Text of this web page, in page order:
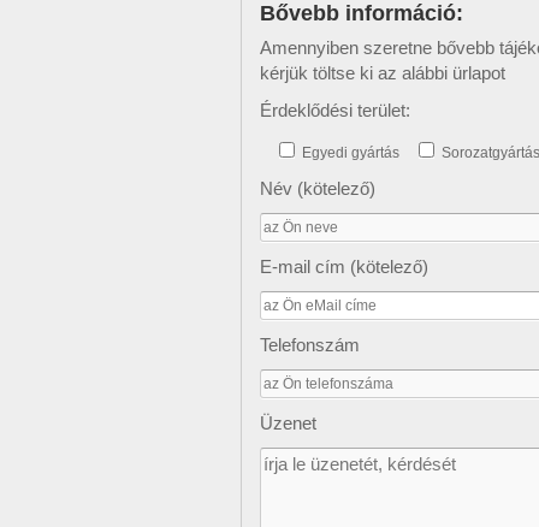
Bővebb információ:
Amennyiben szeretne bővebb
kérjük töltse ki az alábbi ürlapot
Érdeklődési terület:
Egyedi gyártás Sorozatgyártás
Név (kötelező)
E-mail cím (kötelező)
Telefonszám
Üzenet